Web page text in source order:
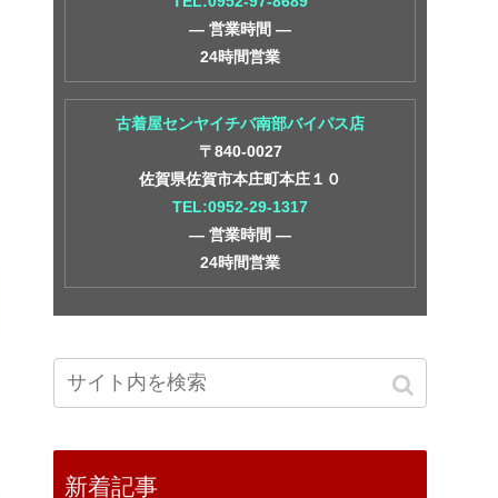
― 営業時間 ―
24時間営業
古着屋センヤイチバ南部バイパス店
〒840-0027
佐賀県佐賀市本庄町本庄１０
TEL:0952-29-1317
― 営業時間 ―
24時間営業
新着記事